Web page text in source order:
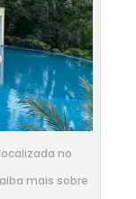
no
mais sobre